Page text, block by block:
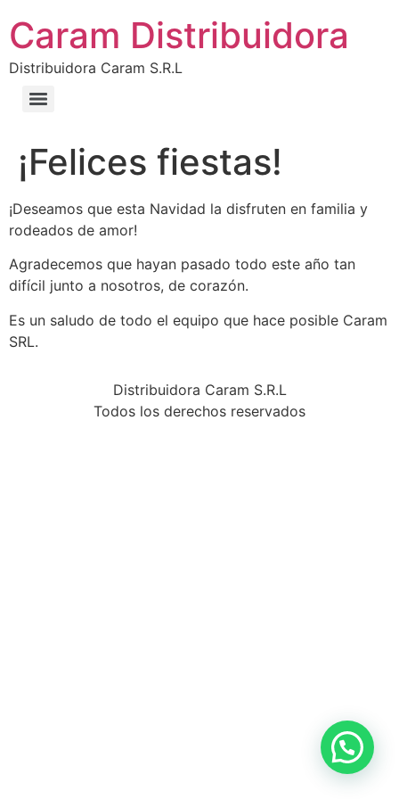
Caram Distribuidora
Distribuidora Caram S.R.L
¡Felices fiestas!
¡Deseamos que esta Navidad la disfruten en familia y
rodeados de amor!
Agradecemos que hayan pasado todo este año tan
difícil junto a nosotros, de corazón.
Es un saludo de todo el equipo que hace posible Caram
SRL.
Distribuidora Caram S.R.L
Todos los derechos reservados